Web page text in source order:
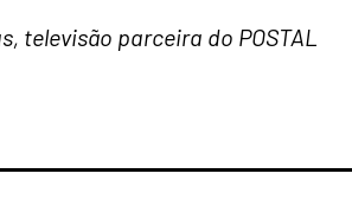
televisão parceira do POSTAL